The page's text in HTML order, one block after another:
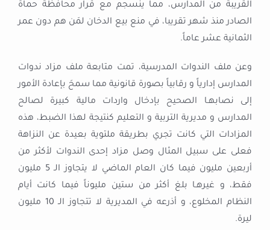
القريبة من المدارس، مما ينسجم مع قرار محافظة حماة
الصادر منذ شهر تقريبا، في منع بيع الدخان لمَن هم دون عمر
الثمانية عشر عاماً.
وعن ملف الندوات المدرسية، تمت متابعة ملف مزاد ندوات
المدارس إدارياً و رقابياً بصورة قانونية مما سمحَ بإعادة الأمور
إلى نصابهـا الصحيح بإدخال واردات مالية كبيرة لصالح
المدارس و مديرية التربية و التعليم كنتيجة لهذا الضبط، هذه
المزادات التي كانت تجري بطريقة ملتوية بعيدة عن النزاهة
فعلى على سبيل المثال وصل مزاد إحدى الندوات لأكثر من
أربعين مليون فيما كان العام الماضي لا يتجاوز الـ 5 مليون
فقط، و غيرهـا بلغ أكثر من ستين مليوناً فيما كانت أيام
النظام المخلوع، و أذرعه في المديرية لا تتجاوز الـ 10 مليون
ليرة.